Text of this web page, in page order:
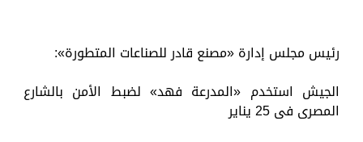
رئيس مجلس إدارة «مصنع قادر للصناعات المتطورة»:
الجيش استخدم «المدرعة فهد» لضبط الأمن بالشارع
المصرى فى 25 يناير